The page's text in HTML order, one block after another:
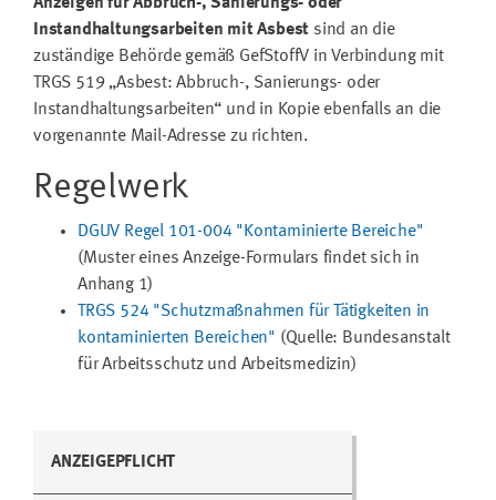
Instandhaltungsarbeiten mit Asbest sind an die
zuständige Behörde gemäß GefStoffV in Verbindung mit
TRGS 519 „Asbest: Abbruch-, Sanierungs- oder
Instandhaltungsarbeiten“ und in Kopie ebenfalls an die
vorgenannte Mail-Adresse zu richten.
Regelwerk
DGUV Regel 101-004 "Kontaminierte Bereiche"
(Muster eines Anzeige-Formulars findet sich in
Anhang 1)
TRGS 524 "Schutzmaßnahmen für Tätigkeiten in
kontaminierten Bereichen" (Quelle: Bundesanstalt
für Arbeitsschutz und Arbeitsmedizin)
ANZEIGEPFLICHT